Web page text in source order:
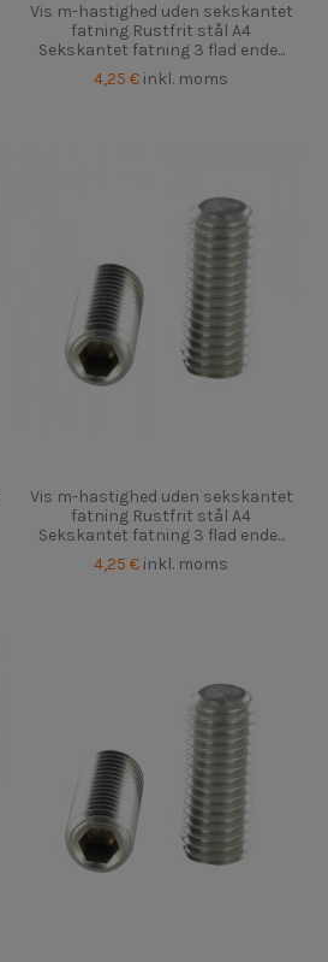
Vis m-hastighed uden sekskantet
fatning Rustfrit stål A4
Sekskantet fatning 3 flad ende...
4,25 € inkl. moms
Vis m-hastighed uden sekskantet
fatning Rustfrit stål A4
Sekskantet fatning 3 flad ende...
4,25 € inkl. moms